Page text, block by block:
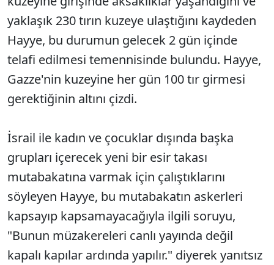
yaklaşık 230 tırın kuzeye ulaştığını kaydeden
Hayye, bu durumun gelecek 2 gün içinde
telafi edilmesi temennisinde bulundu. Hayye,
Gazze'nin kuzeyine her gün 100 tır girmesi
gerektiğinin altını çizdi.
İsrail ile kadın ve çocuklar dışında başka
grupları içerecek yeni bir esir takası
mutabakatına varmak için çalıştıklarını
söyleyen Hayye, bu mutabakatın askerleri
kapsayıp kapsamayacağıyla ilgili soruyu,
"Bunun müzakereleri canlı yayında değil
kapalı kapılar ardında yapılır." diyerek yanıtsız